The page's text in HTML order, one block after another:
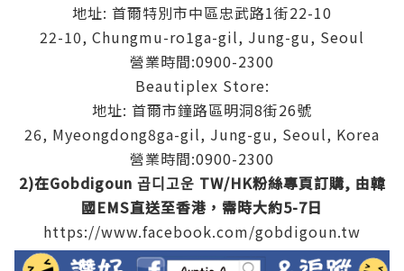
地址: 首爾特別市中區忠武路1街22-10
22-10, Chungmu-ro1ga-gil, Jung-gu, Seoul
營業時間:0900-2300
Beautiplex Store:
地址: 首爾市鐘路區明洞8街26號
26, Myeongdong8ga-gil, Jung-gu, Seoul, Korea
營業時間:0900-2300
2)在Gobdigoun 곱디고운 TW/HK粉絲專頁訂購, 由韓
國EMS直送至香港，需時大約5-7日
https://www.facebook.com/gobdigoun.tw